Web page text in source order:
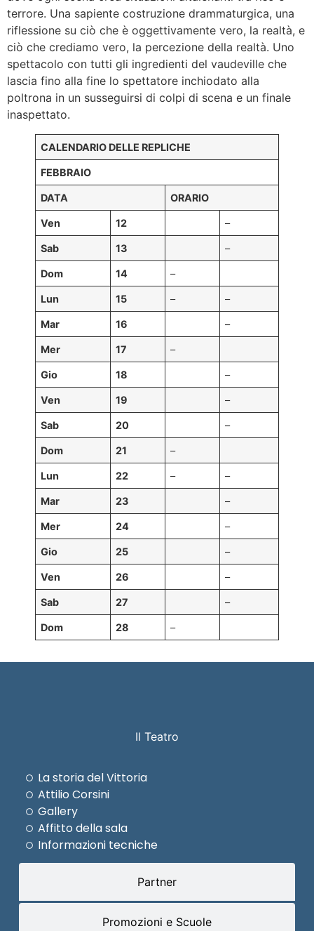
terrore. Una sapiente costruzione drammaturgica, una
riflessione su ciò che è oggettivamente vero, la realtà, e
ciò che crediamo vero, la percezione della realtà. Uno
spettacolo con tutti gli ingredienti del vaudeville che
lascia fino alla fine lo spettatore inchiodato alla
poltrona in un susseguirsi di colpi di scena e un finale
inaspettato.
CALENDARIO DELLE REPLICHE
FEBBRAIO
DATA ORARIO
Ven 12 –
Sab 13 –
Dom 14 –
Lun 15 – –
Mar 16 –
Mer 17 –
Gio 18 –
Ven 19 –
Sab 20 –
Dom 21 –
Lun 22 – –
Mar 23 –
Mer 24 –
Gio 25 –
Ven 26 –
Sab 27 –
Dom 28 –
Il Teatro
Partner
Promozioni e Scuole
La storia del Vittoria
Attilio Corsini
Gallery
Affitto della sala
Informazioni tecniche